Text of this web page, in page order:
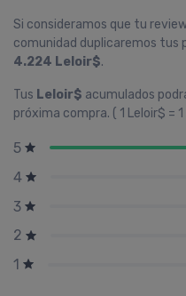
Si consideramos que tu
comunidad duplicaremos tus
4.224 Leloir$.
Tus Leloir$ acumulados
próxima compra. ( 1 Leloir$ = 1
5
4
3
2
1